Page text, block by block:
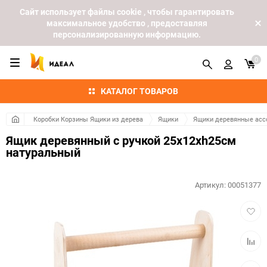
Cайт использует файлы cookie , чтобы гарантировать
максимальное удобство , предоставляя
персонализированную информацию.
КАТАЛОГ ТОВАРОВ
0
Коробки Корзины Ящики из дерева Ящики Ящики деревянные
Ящик деревянный с ручкой 25х12хh25см
натуральный
Артикул:00051377